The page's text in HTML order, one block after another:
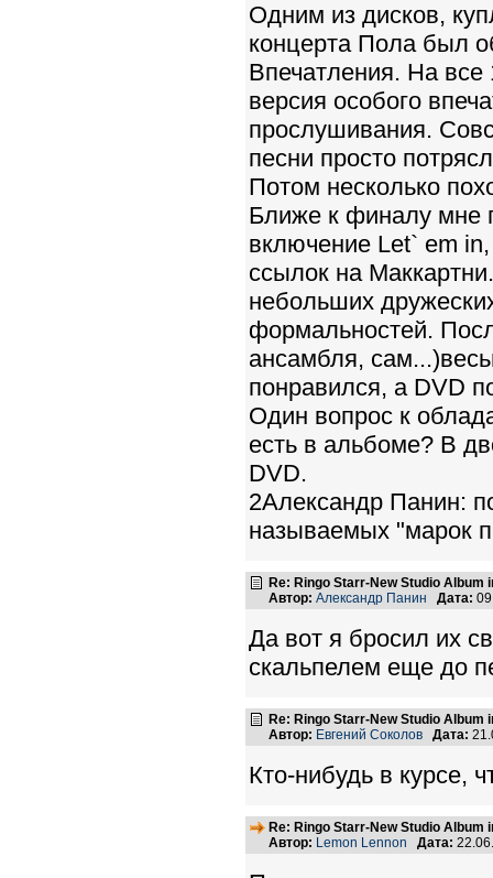
Одним из дисков,
концерта Пола был
Впечатления. На все
версия особого
прослушивания.
песни просто
Потом несколько
Ближе к финалу мне
включение Let` em
ссылок на
небольших
формальностей.
ансамбля,
понравился, а DVD
Один вопрос к
есть в альбоме? В
DVD.
2Александр Панин:
называемых "марок
Re: Ringo Starr-New Studio Album
Автор: Александр Панин Дата:
Да вот я бросил их
скальпелем еще до
Re: Ringo Starr-New Studio Album
Автор: Евгений Соколов Дата:
Кто-нибудь в курсе,
Re: Ringo Starr-New Studio Album
Автор: Lemon Lennon Дата: